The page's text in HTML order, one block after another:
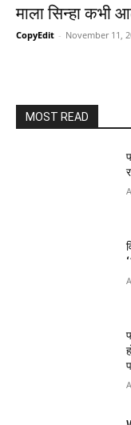
माला सिन्‍हा कभी
CopyEdit - November 11,
MOST READ